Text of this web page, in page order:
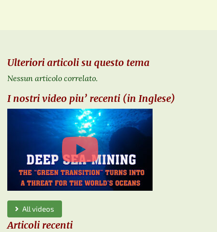
Ulteriori articoli su questo tema
Nessun articolo correlato.
I nostri video piu’ recenti (in Inglese)
All videos
Articoli recenti